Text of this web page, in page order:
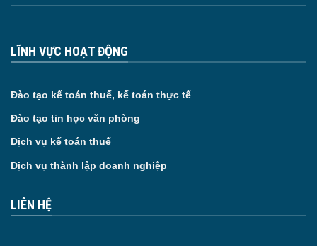
LĨNH VỰC HOẠT ĐỘNG
Đào tạo kế toán thuế, kế toán thực tế
Đào tạo tin học văn phòng
Dịch vụ kế toán thuế
Dịch vụ thành lập doanh nghiệp
LIÊN HỆ